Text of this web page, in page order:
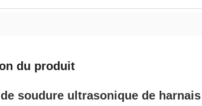
du produit
soudure ultrasonique de